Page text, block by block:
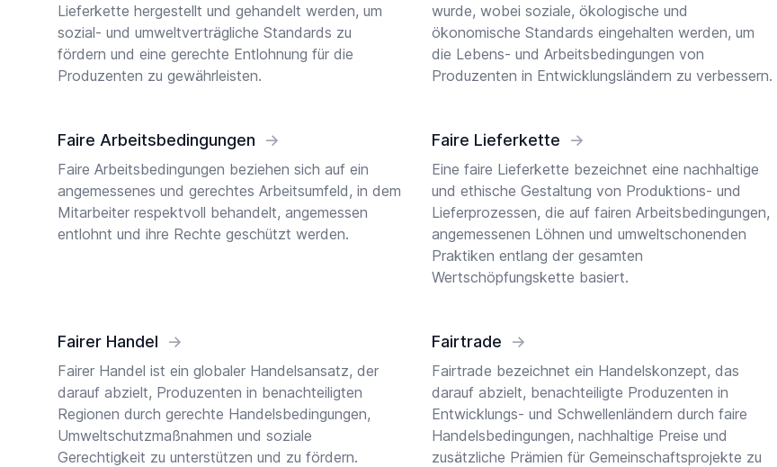
Lieferkette hergestellt und gehandelt werden, um
sozial- und umweltverträgliche Standards zu
fördern und eine gerechte Entlohnung für die
Produzenten zu gewährleisten.
wurde, wobei soziale, ökologische und
ökonomische Standards eingehalten werden, um
die Lebens- und Arbeitsbedingungen von
Produzenten in Entwicklungsländern zu verbessern.
Faire Arbeitsbedingungen →
Faire Arbeitsbedingungen beziehen sich auf ein
angemessenes und gerechtes Arbeitsumfeld, in dem
Mitarbeiter respektvoll behandelt, angemessen
entlohnt und ihre Rechte geschützt werden.
Faire Lieferkette →
Eine faire Lieferkette bezeichnet eine nachhaltige
und ethische Gestaltung von Produktions- und
Lieferprozessen, die auf fairen Arbeitsbedingungen,
angemessenen Löhnen und umweltschonenden
Praktiken entlang der gesamten
Wertschöpfungskette basiert.
Fairer Handel →
Fairer Handel ist ein globaler Handelsansatz, der
darauf abzielt, Produzenten in benachteiligten
Regionen durch gerechte Handelsbedingungen,
Umweltschutzmaßnahmen und soziale
Gerechtigkeit zu unterstützen und zu fördern.
Fairtrade →
Fairtrade bezeichnet ein Handelskonzept, das
darauf abzielt, benachteiligte Produzenten in
Entwicklungs- und Schwellenländern durch faire
Handelsbedingungen, nachhaltige Preise und
zusätzliche Prämien für Gemeinschaftsprojekte zu